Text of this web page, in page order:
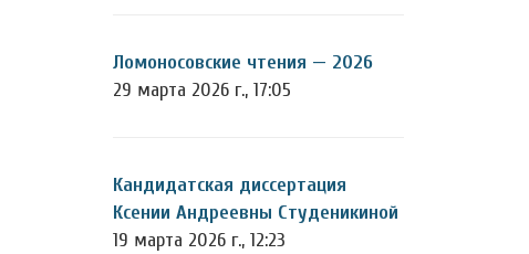
Ломоносовские чтения — 2026
29 марта 2026 г., 17:05
Кандидатская диссертация
Ксении Андреевны Студеникиной
19 марта 2026 г., 12:23